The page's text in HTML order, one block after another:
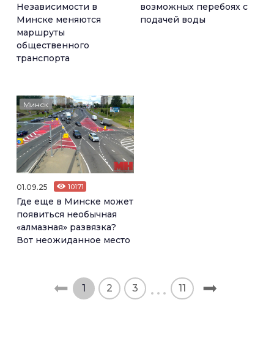
Независимости в
Минске меняются
маршруты
общественного
транспорта
возможных перебоях с
подачей воды
Минск
01.09.25 10171
Где еще в Минске может
появиться необычная
«алмазная» развязка?
Вот неожиданное место
1 2 3 11